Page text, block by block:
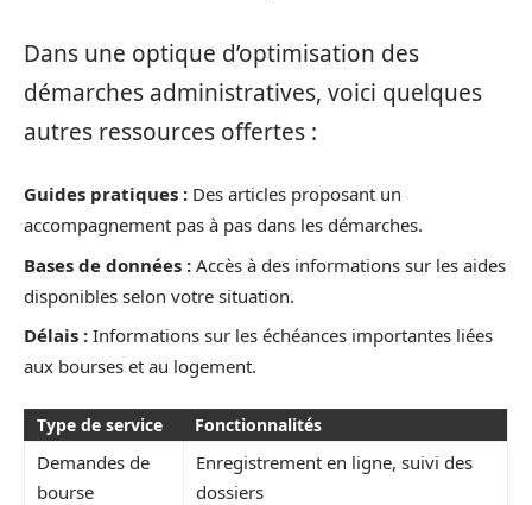
Dans une optique d’optimisation des
démarches administratives, voici quelques
autres ressources offertes :
Guides pratiques : Des articles proposant un
accompagnement pas à pas dans les démarches.
Bases de données : Accès à des informations sur les aides
disponibles selon votre situation.
Délais : Informations sur les échéances importantes liées
aux bourses et au logement.
Type de service Fonctionnalités
Demandes de
bourse
Enregistrement en ligne, suivi des
dossiers